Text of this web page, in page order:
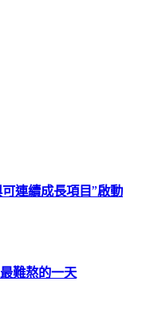
連續成長項目”啟動
難熬的一天